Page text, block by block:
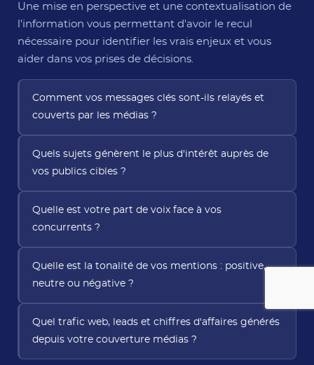
Une mise en perspective et une contextualisation de
l'information vous permettant d'avoir le recul
nécessaire pour identifier les vrais enjeux et vous
aider dans vos prises de décisions.
Comment vos messages clés sont-ils relayés et
couverts par les médias ?
Quels sujets génèrent le plus d'intérêt auprès de
vos publics cibles ?
Quelle est votre part de voix face à vos
concurrents ?
Quelle est la tonalité de vos mentions : positive,
neutre ou négative ?
Quel trafic web, leads et chiffres d'affaires générés
depuis votre couverture médias ?